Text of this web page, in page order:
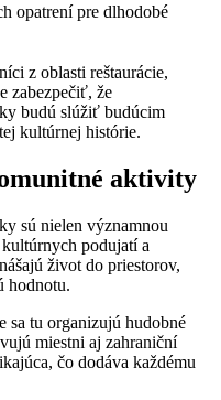
opatrení pre dlhodobé
z oblasti reštaurácie,
zabezpečiť, že
budú slúžiť budúcim
kultúrnej histórie.
aktivity
sú nielen významnou
podujatí a
život do priestorov,
hodnotu.
sa tu organizujú hudobné
miestni aj zahraniční
čo dodáva každému